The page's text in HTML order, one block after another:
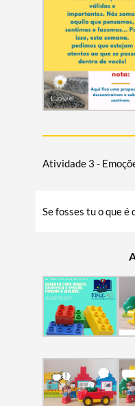
Filtros
Atividade 3 -
Se fosses tu o que é